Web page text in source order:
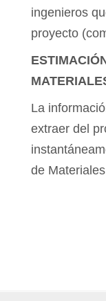
ingenieros
proyecto
La
extraer del
de